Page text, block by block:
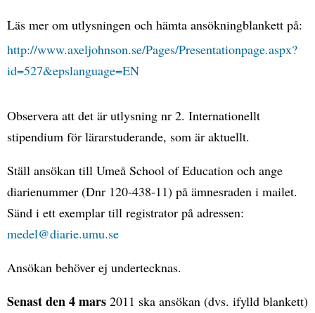
Läs mer om utlysningen och hämta ansökningblankett på:
http://www.axeljohnson.se/Pages/Presentationpage.aspx?
id=527&epslanguage=EN
Observera att det är utlysning nr 2. Internationellt
stipendium för lärarstuderande, som är aktuellt.
Ställ ansökan till Umeå School of Education och ange
diarienummer (Dnr 120-438-11) på ämnesraden i mailet.
Sänd i ett exemplar till registrator på adressen:
medel@diarie.umu.se
Ansökan behöver ej undertecknas.
Senast den 4 mars 2011 ska ansökan (dvs. ifylld blankett)